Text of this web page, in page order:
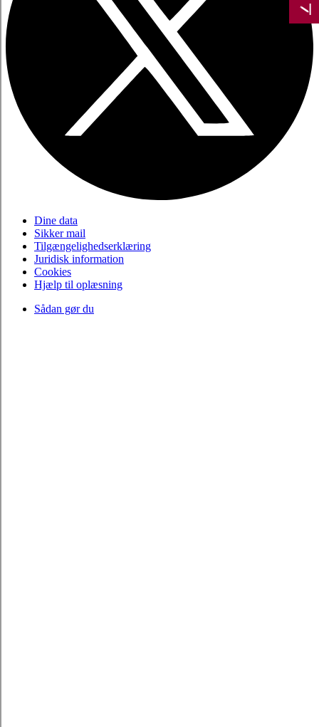
Dine data
Sikker mail
Tilgængelighedserklæring
Juridisk information
Cookies
Hjælp til oplæsning
Sådan gør du